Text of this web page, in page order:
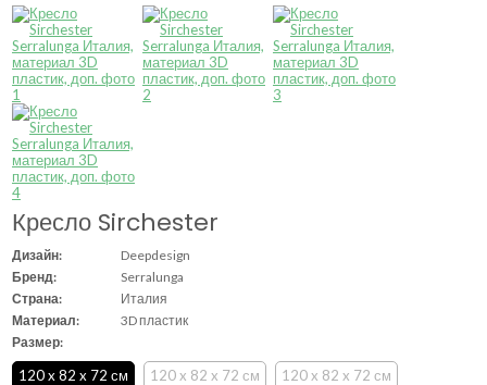
Кресло Sirchester
Дизайн:
Deepdesign
Бренд:
Serralunga
Страна:
Италия
Материал:
3D пластик
Размер:
120 x 82 x 72 см 120 x 82 x 72 см 120 x 82 x 72 см